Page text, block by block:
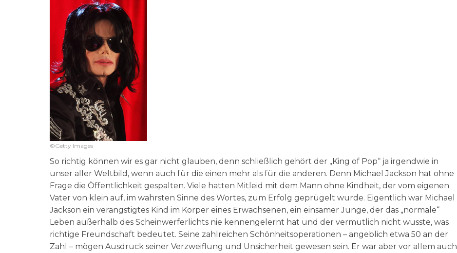
©Getty Images
So richtig können wir es gar nicht glauben, denn schließlich gehört der „King of Pop“ ja irgendwie in
unser aller Weltbild, wenn auch für die einen mehr als für die anderen. Denn Michael Jackson hat ohne
Frage die Öffentlichkeit gespalten. Viele hatten Mitleid mit dem Mann ohne Kindheit, der vom eigenen
Vater von klein auf, im wahrsten Sinne des Wortes, zum Erfolg geprügelt wurde. Eigentlich war Michael
Jackson ein verängstigtes Kind im Körper eines Erwachsenen, ein einsamer Junge, der das „normale“
Leben außerhalb des Scheinwerferlichts nie kennengelernt hat und der vermutlich nicht wusste, was
richtige Freundschaft bedeutet. Seine zahlreichen Schönheitsoperationen – angeblich etwa 50 an der
Zahl – mögen Ausdruck seiner Verzweiflung und Unsicherheit gewesen sein. Er war aber vor allem auch